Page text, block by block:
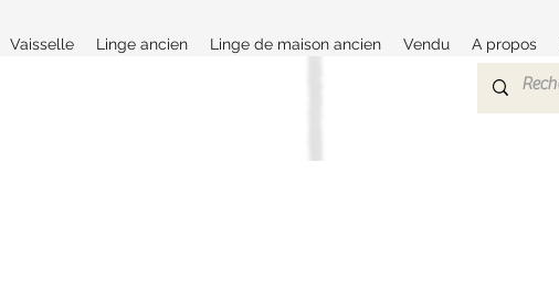
Vaisselle Linge ancien Linge de maison ancien Vendu A propos